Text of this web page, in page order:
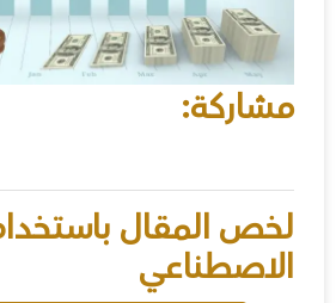
مشاركة: